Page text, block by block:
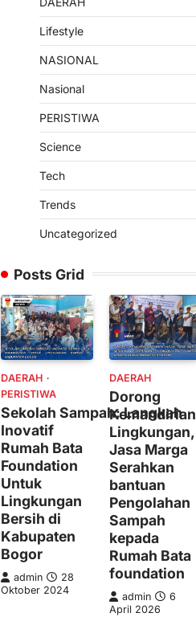
Lifestyle
NASIONAL
Nasional
PERISTIWA
Science
Tech
Trends
Uncategorized
Posts Grid
DAERAH
PERISTIWA
Sekolah Sampah: Langkah
Inovatif
Rumah Bata
Foundation
Untuk
Lingkungan
Bersih di
Kabupaten
Bogor
admin
28
Oktober 2024
DAERAH
Dorong
Kemandirian
Lingkungan,
Jasa Marga
Serahkan
bantuan
Pengolahan
Sampah
kepada
Rumah Bata
foundation
admin
6
April 2026